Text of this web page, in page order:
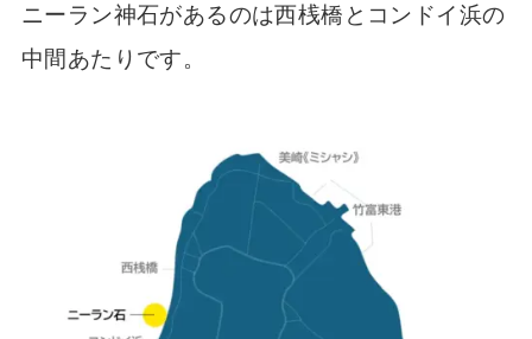
ニーラン神石があるのは西桟橋とコンドイ浜の
中間あたりです。